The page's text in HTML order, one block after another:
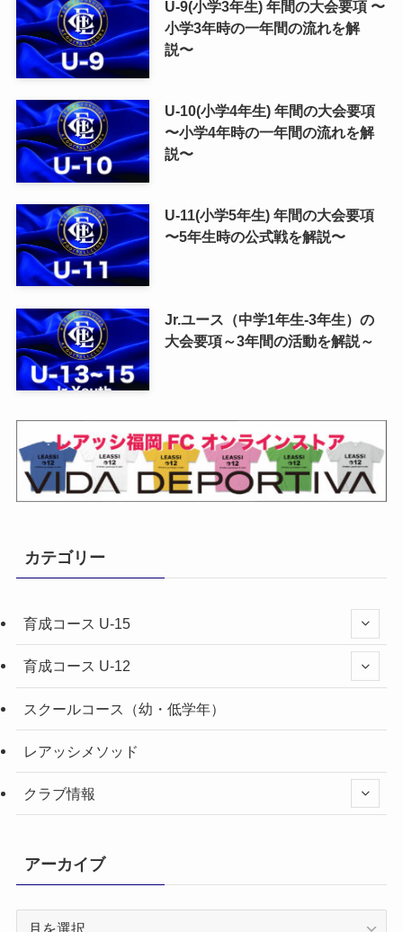
U-9(小学3年生) 年間の大会要項 〜
小学3年時の一年間の流れを解
説〜
U-10(小学4年生) 年間の大会要項
〜小学4年時の一年間の流れを解
説〜
U-11(小学5年生) 年間の大会要項
〜5年生時の公式戦を解説〜
Jr.ユース（中学1年生-3年生）の
大会要項～3年間の活動を解説～
カテゴリー
育成コース U-15
育成コース U-12
スクールコース（幼・低学年）
レアッシメソッド
クラブ情報
アーカイブ